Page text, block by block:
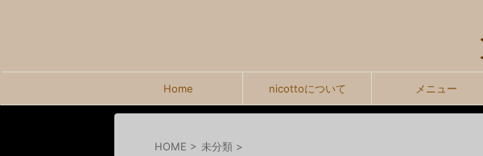
Home nicottoについて メニュー
HOME > 未分類 >